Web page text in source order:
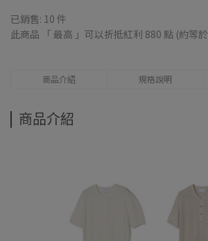
已銷售: 10 件
此商品 「 最高 」可以折抵紅利 880 點 (約等於
商品介紹 規格說明
商品介紹